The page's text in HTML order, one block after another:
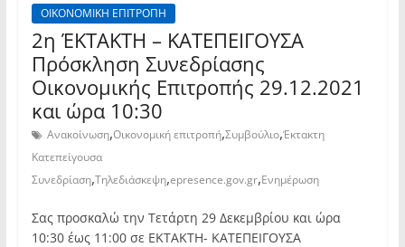
ΟΙΚΟΝΟΜΙΚΗ ΕΠΙΤΡΟΠΗ
2η ΈΚΤΑΚΤΗ – ΚΑΤΕΠΕΙΓΟΥΣΑ
Πρόσκληση Συνεδρίασης
Οικονομικής Επιτροπής 29.12.2021
και ώρα 10:30
Ανακοίνωση,Οικονομική επιτροπή,Συμβούλιο,Έκτακτη
Κατεπείγουσα
Συνεδρίαση,Τηλεδιάσκεψη,epresence.gov.gr,Ενημέρωση
Σας προσκαλώ την Τετάρτη 29 Δεκεμβρίου και ώρα
10:30 έως 11:00 σε ΕΚΤΑΚΤΗ- ΚΑΤΕΠΕΙΓΟΥΣΑ